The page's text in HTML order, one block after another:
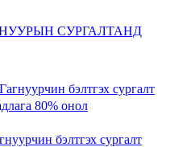
СУРГАЛТАНД
бэлтгэх сургалт